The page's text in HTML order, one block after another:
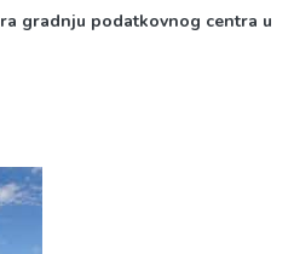
gradnju podatkovnog centra u